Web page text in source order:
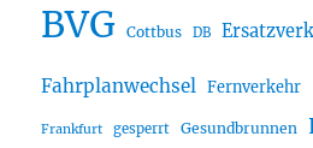
BVG Cottbus DB
Fahrplanwechsel Fernverkehr
Frankfurt gesperrt Gesundbrunnen